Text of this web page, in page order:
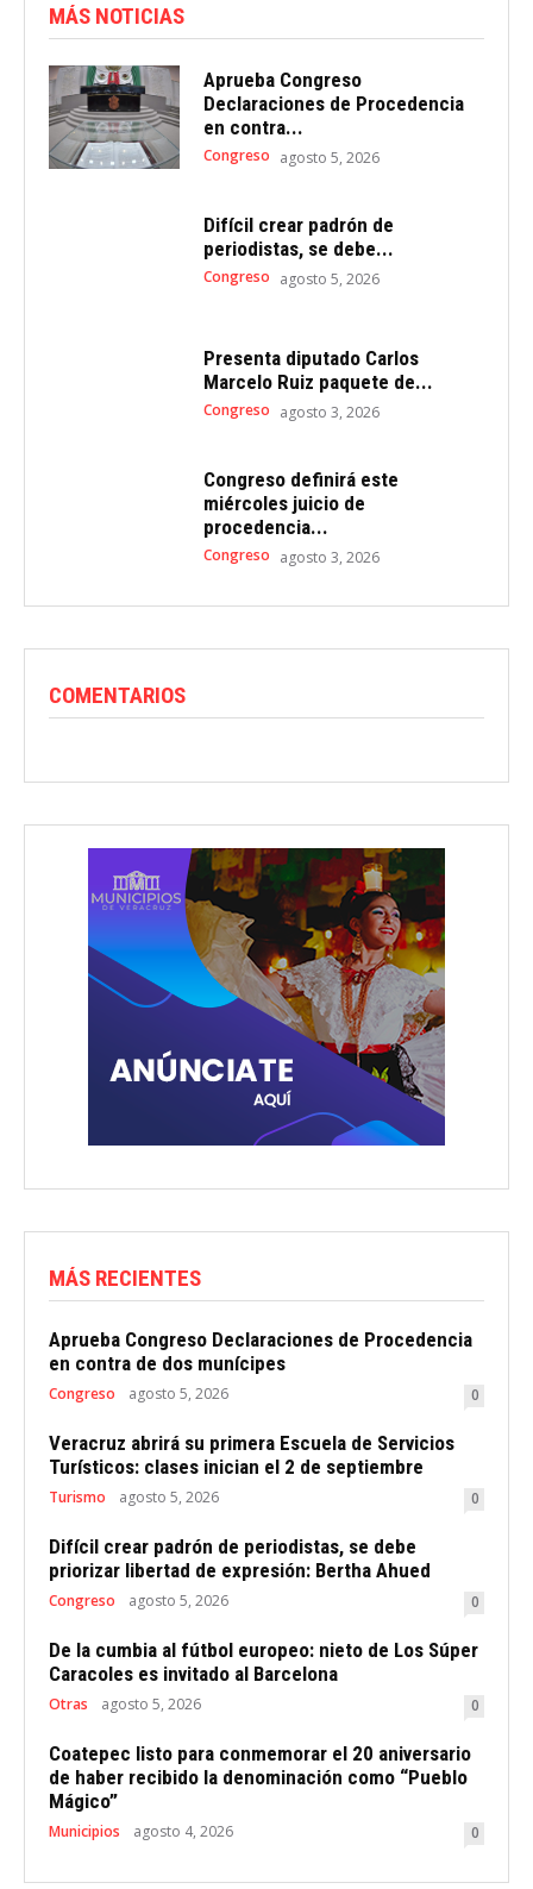
MÁS NOTICIAS
Aprueba Congreso
Declaraciones de Procedencia
en contra...
Congreso agosto 5, 2026
Difícil crear padrón de
periodistas, se debe...
Congreso agosto 5, 2026
Presenta diputado Carlos
Marcelo Ruiz paquete de...
Congreso agosto 3, 2026
Congreso definirá este
miércoles juicio de
procedencia...
Congreso agosto 3, 2026
COMENTARIOS
MÁS RECIENTES
Aprueba Congreso Declaraciones de Procedencia
en contra de dos munícipes
Congreso agosto 5, 2026 0
Veracruz abrirá su primera Escuela de Servicios
Turísticos: clases inician el 2 de septiembre
Turismo agosto 5, 2026 0
Difícil crear padrón de periodistas, se debe
priorizar libertad de expresión: Bertha Ahued
Congreso agosto 5, 2026 0
De la cumbia al fútbol europeo: nieto de Los Súper
Caracoles es invitado al Barcelona
Otras agosto 5, 2026 0
Coatepec listo para conmemorar el 20 aniversario
de haber recibido la denominación como “Pueblo
Mágico”
Municipios agosto 4, 2026 0